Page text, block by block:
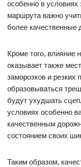
особенно в
маршрута важно
более качественные
Кроме того, влияние
оказывает также
заморозков и резких
образовываться
будут ухудшать
условиях особенно
качественным
состоянием своих
Таким образом,